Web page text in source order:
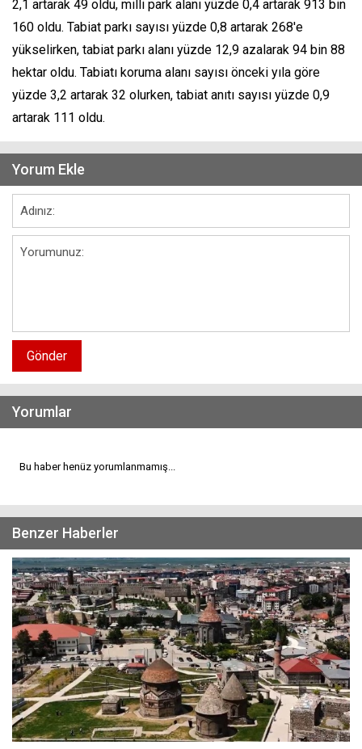
2,1 artarak 49 oldu, milli park alanı yüzde 0,4 artarak 913 bin
160 oldu. Tabiat parkı sayısı yüzde 0,8 artarak 268'e
yükselirken, tabiat parkı alanı yüzde 12,9 azalarak 94 bin 88
hektar oldu. Tabiatı koruma alanı sayısı önceki yıla göre
yüzde 3,2 artarak 32 olurken, tabiat anıtı sayısı yüzde 0,9
artarak 111 oldu.
Yorum Ekle
Gönder
Yorumlar
Bu haber henüz yorumlanmamış...
Benzer Haberler